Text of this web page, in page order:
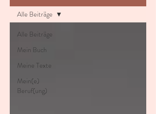
Alle Beiträge
Mein Buch
Meine Texte
Mein(e)
Beruf(ung)
Alle Beiträge